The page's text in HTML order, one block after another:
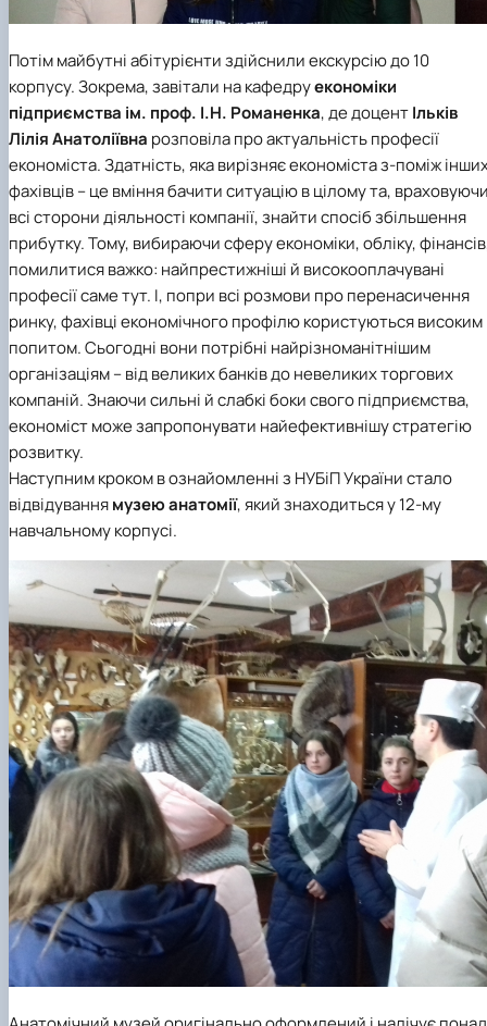
Потім майбутні абітурієнти здійснили екскурсію до 10
корпусу. Зокрема, завітали на кафедруекономіки
підприємства ім. проф. І.Н. Романенка, де доцентІльків
Лілія Анатоліївна розповіла про актуальність професії
економіста. Здатність, яка вирізняє економіста з-поміж
фахівців – це вміння бачити ситуацію в цілому та,
всі сторони діяльності компанії, знайти спосіб збільшення
прибутку. Тому, вибираючи сферу економіки, обліку,
помилитися важко: найпрестижніші й високооплачувані
професії саме тут. І, попри всі розмови про перенасичення
ринку, фахівці економічного профілю користуються високим
попитом. Сьогодні вони потрібні найрізноманітнішим
організаціям – від великих банків до невеликих торгових
компаній. Знаючи сильні й слабкі боки свого підприємства,
економіст може запропонувати найефективнішу стратегію
розвитку.
Наступним кроком в ознайомленні з НУБіП України стало
відвідуваннямузею анатомії, який знаходиться у 12-му
навчальному корпусі.